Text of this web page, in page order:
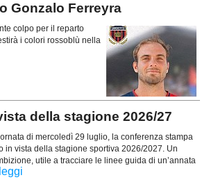
Gonzalo Ferreyra
colpo per il reparto
i colori rossoblù nella
della stagione 2026/27
di mercoledì 29 luglio, la conferenza stampa
in vista della stagione sportiva 2026/2027. Un
utile a tracciare le linee guida di un’annata
leggi